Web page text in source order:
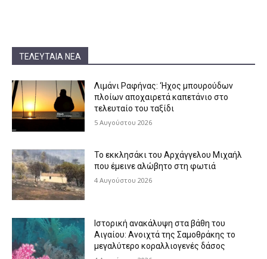
ΤΕΛΕΥΤΑΊΑ ΝΈΑ
Λιμάνι Ραφήνας: ‘Ηχος μπουρούδων
πλοίων αποχαιρετά καπετάνιο στο
τελευταίο του ταξίδι
5 Αυγούστου 2026
Το εκκλησάκι του Αρχάγγελου Μιχαήλ
που έμεινε αλώβητο στη φωτιά
4 Αυγούστου 2026
Ιστορική ανακάλυψη στα βάθη του
Αιγαίου: Ανοιχτά της Σαμοθράκης το
μεγαλύτερο κοραλλιογενές δάσος